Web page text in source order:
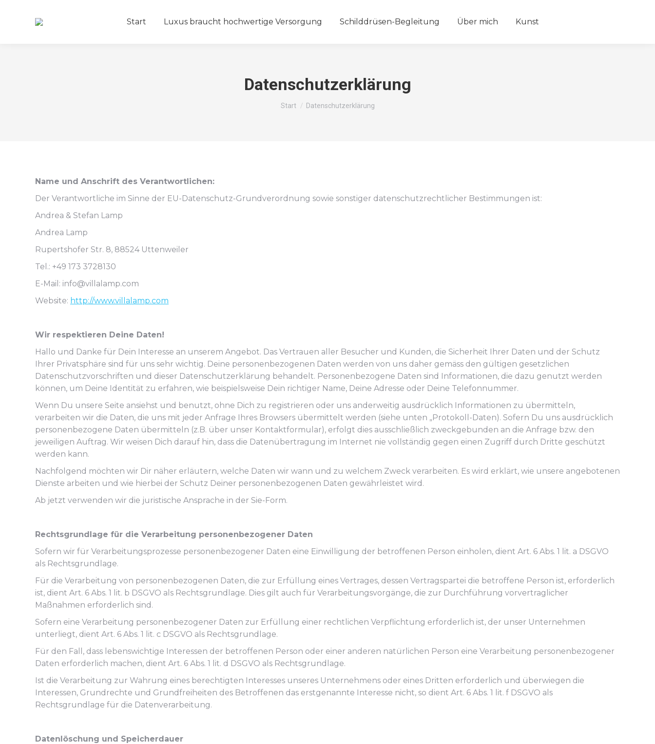
Start Luxus braucht hochwertige Versorgung Schilddrüsen-Begleitung Über mich Kunst
Datenschutzerklärung
Sie befinden sich hier:
Start Datenschutzerklärung
Name und Anschrift des Verantwortlichen:
Der Verantwortliche im Sinne der EU-Datenschutz-Grundverordnung sowie sonstiger datenschutzrechtlicher Bestimmungen ist:
Andrea & Stefan Lamp
Andrea Lamp
Rupertshofer Str. 8, 88524 Uttenweiler
Tel.: +49 173 3728130
E-Mail: info@villalamp.com
Website: http://www.villalamp.com
Wir respektieren Deine Daten!
Hallo und Danke für Dein Interesse an unserem Angebot. Das Vertrauen aller Besucher und Kunden, die Sicherheit Ihrer Daten und der Schutz
Ihrer Privatsphäre sind für uns sehr wichtig. Deine personenbezogenen Daten werden von uns daher gemäss den gültigen gesetzlichen
Datenschutzvorschriften und dieser Datenschutzerklärung behandelt. Personenbezogene Daten sind Informationen, die dazu genutzt werden
können, um Deine Identität zu erfahren, wie beispielsweise Dein richtiger Name, Deine Adresse oder Deine Telefonnummer.
Wenn Du unsere Seite ansiehst und benutzt, ohne Dich zu registrieren oder uns anderweitig ausdrücklich Informationen zu übermitteln,
verarbeiten wir die Daten, die uns mit jeder Anfrage Ihres Browsers übermittelt werden (siehe unten „Protokoll-Daten). Sofern Du uns ausdrücklich
personenbezogene Daten übermitteln (z.B. über unser Kontaktformular), erfolgt dies ausschließlich zweckgebunden an die Anfrage bzw. den
jeweiligen Auftrag. Wir weisen Dich darauf hin, dass die Datenübertragung im Internet nie vollständig gegen einen Zugriff durch Dritte geschützt
werden kann.
Nachfolgend möchten wir Dir näher erläutern, welche Daten wir wann und zu welchem Zweck verarbeiten. Es wird erklärt, wie unsere angebotenen
Dienste arbeiten und wie hierbei der Schutz Deiner personenbezogenen Daten gewährleistet wird.
Ab jetzt verwenden wir die juristische Ansprache in der Sie-Form.
Rechtsgrundlage für die Verarbeitung personenbezogener Daten
Sofern wir für Verarbeitungsprozesse personenbezogener Daten eine Einwilligung der betroffenen Person einholen, dient Art. 6 Abs. 1 lit. a DSGVO
als Rechtsgrundlage.
Für die Verarbeitung von personenbezogenen Daten, die zur Erfüllung eines Vertrages, dessen Vertragspartei die betroffene Person ist, erforderlich
ist, dient Art. 6 Abs. 1 lit. b DSGVO als Rechtsgrundlage. Dies gilt auch für Verarbeitungsvorgänge, die zur Durchführung vorvertraglicher
Maßnahmen erforderlich sind.
Sofern eine Verarbeitung personenbezogener Daten zur Erfüllung einer rechtlichen Verpflichtung erforderlich ist, der unser Unternehmen
unterliegt, dient Art. 6 Abs. 1 lit. c DSGVO als Rechtsgrundlage.
Für den Fall, dass lebenswichtige Interessen der betroffenen Person oder einer anderen natürlichen Person eine Verarbeitung personenbezogener
Daten erforderlich machen, dient Art. 6 Abs. 1 lit. d DSGVO als Rechtsgrundlage.
Ist die Verarbeitung zur Wahrung eines berechtigten Interesses unseres Unternehmens oder eines Dritten erforderlich und überwiegen die
Interessen, Grundrechte und Grundfreiheiten des Betroffenen das erstgenannte Interesse nicht, so dient Art. 6 Abs. 1 lit. f DSGVO als
Rechtsgrundlage für die Datenverarbeitung.
Datenlöschung und Speicherdauer